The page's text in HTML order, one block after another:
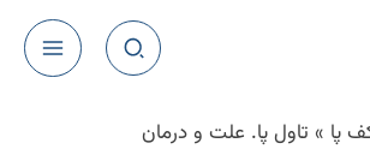
پا » تاول پا. علت و درمان